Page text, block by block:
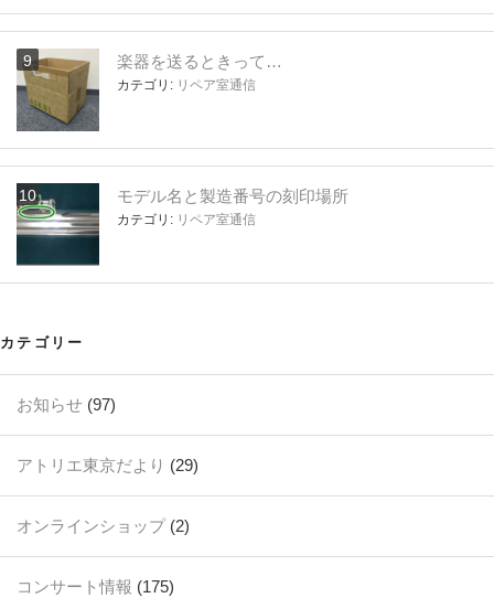
楽器を送るときって…
カテゴリ: リペア室通信
モデル名と製造番号の刻印場所
カテゴリ: リペア室通信
カテゴリー
お知らせ (97)
アトリエ東京だより (29)
オンラインショップ(2)
コンサート情報 (175)